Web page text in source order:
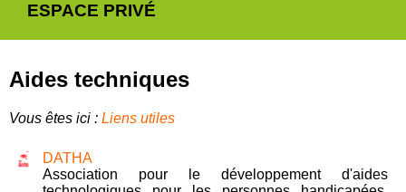
ESPACE PRIVÉ
Aides techniques
Vous êtes ici : Liens utiles
DATHA
Association pour le développement d'aides